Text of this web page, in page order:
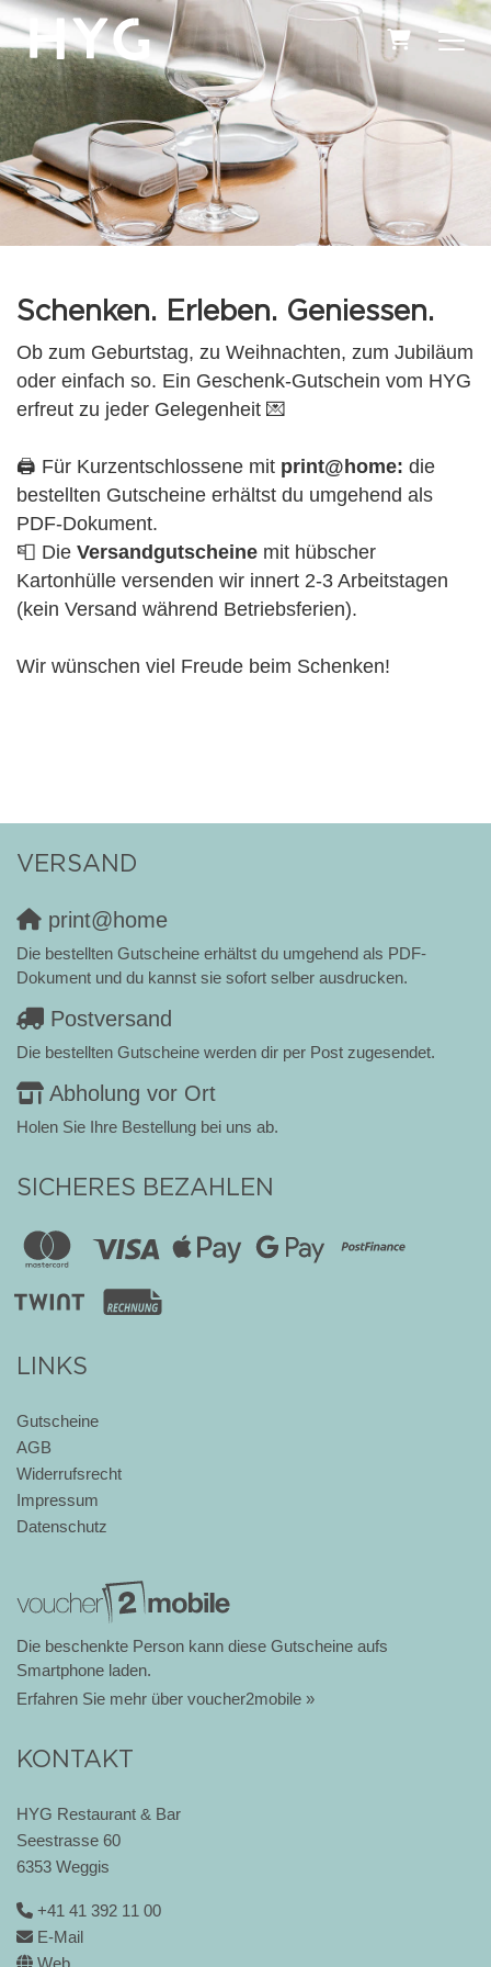
Schenken. Erleben. Geniessen.
Ob zum Geburtstag, zu Weihnachten, zum Jubiläum
oder einfach so. Ein Geschenk-Gutschein vom HYG
erfreut zu jeder Gelegenheit 💌
🖨️ Für Kurzentschlossene mit print@home: die
bestellten Gutscheine erhältst du umgehend als
PDF-Dokument.
📮 Die Versandgutscheine mit hübscher
Kartonhülle versenden wir innert 2-3 Arbeitstagen
(kein Versand während Betriebsferien).
Wir wünschen viel Freude beim Schenken!
VERSAND
print@home
Die bestellten Gutscheine erhältst du umgehend als PDF-
Dokument und du kannst sie sofort selber ausdrucken.
Postversand
Die bestellten Gutscheine werden dir per Post zugesendet.
Abholung vor Ort
Holen Sie Ihre Bestellung bei uns ab.
SICHERES BEZAHLEN
LINKS
Gutscheine
AGB
Widerrufsrecht
Impressum
Datenschutz
Die beschenkte Person kann diese Gutscheine aufs
Smartphone laden.
Erfahren Sie mehr über voucher2mobile »
KONTAKT
HYG Restaurant & Bar
Seestrasse 60
6353 Weggis
+41 41 392 11 00
E-Mail
Web